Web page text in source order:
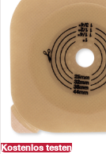
Kostenlos testen